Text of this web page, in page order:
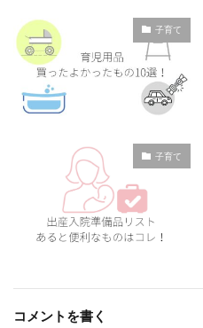
子育て
子育て
コメントを書く